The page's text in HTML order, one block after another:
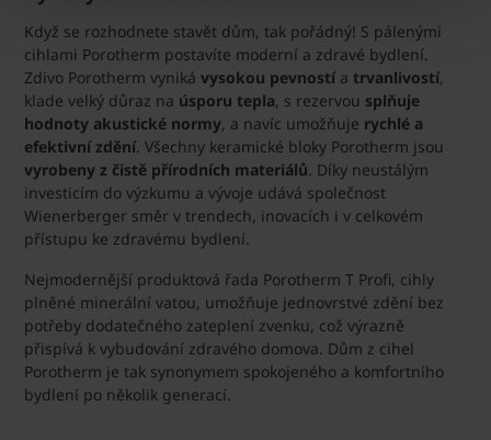
Když se rozhodnete stavět dům, tak pořádný! S pálenými
cihlami Porotherm postavíte moderní a zdravé bydlení.
Zdivo Porotherm vyniká vysokou pevnostía trvanlivostí,
klade velký důraz na úsporu tepla, s rezervou splňuje
hodnoty akustické normy, a navíc umožňuje rychlé a
efektivní zdění. Všechny keramické bloky Porotherm jsou
vyrobeny z čistě přírodních materiálů. Díky neustálým
investicím do výzkumu a vývoje udává společnost
Wienerberger směr v trendech, inovacích i v celkovém
přístupu ke zdravému bydlení.
Nejmodernější produktová řada Porotherm T Profi, cihly
plněné minerální vatou, umožňuje jednovrstvé zdění bez
potřeby dodatečného zateplení zvenku, což výrazně
přispívá k vybudování zdravého domova. Dům z cihel
Porotherm je tak synonymem spokojeného a komfortního
bydlení po několik generací.